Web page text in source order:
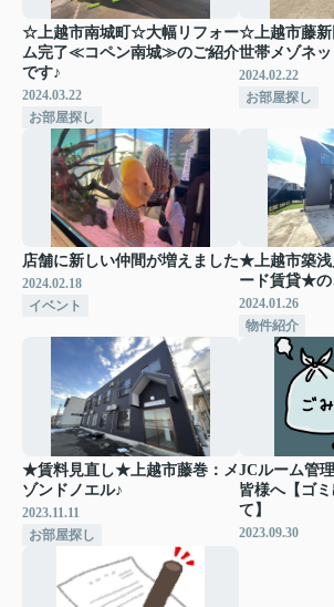
☆上越市南城町☆大幅リフォー
ム完了≪コペン南城≫のご紹介
です♪
2024.03.22
お部屋探し
☆上越市藤
世帯メゾネ
2024.02.22
お部屋探し
店舗に新しい仲間が増えました
2024.02.18
イベント
★上越市築浅
ード賃貸★の
2024.01.26
物件紹介
★賃料見直し★上越市藤巻：メ
ゾンドノエル♪
2023.11.11
お部屋探し
JCルーム管
皆様へ【ゴ
て】
2023.09.30